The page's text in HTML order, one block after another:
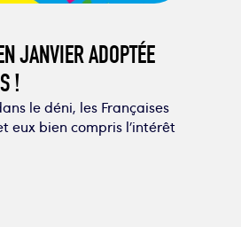
JANVIER ADOPTÉE
!
le déni, les Françaises
eux bien compris l’intérêt